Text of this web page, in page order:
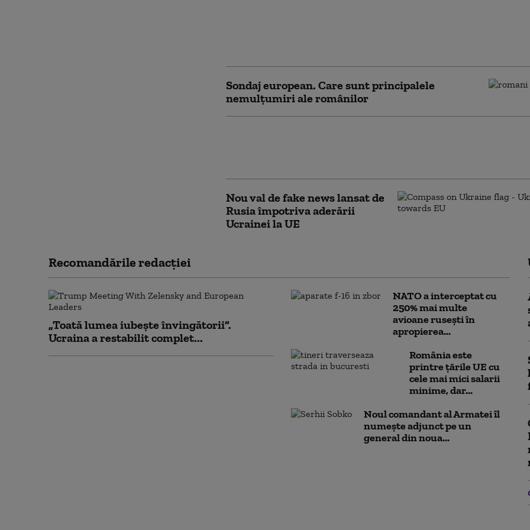
Sondaj european. Care sunt principalele
nemulțumiri ale românilor
Nou val de fake news lansat de
Rusia împotriva aderării
Ucrainei la UE
Recomandările redacţiei
„Toată lumea iubește învingătorii”.
Ucraina a restabilit complet...
NATO a interceptat cu
250% mai multe
avioane rusești în
apropierea...
România este
printre țările UE cu
cele mai mici salarii
minime, dar...
Noul comandant al Armatei îl
numește adjunct pe un
general din noua...